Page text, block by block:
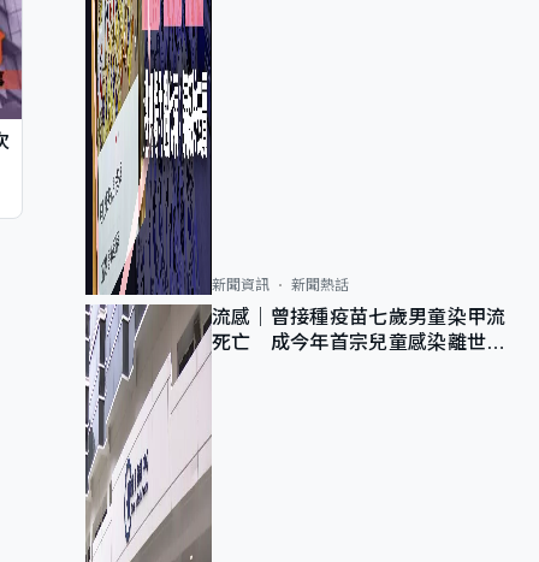
新聞資訊 新聞熱話
流感｜曾接種疫苗七歲男童染甲流
死亡 成今年首宗兒童感染離世個